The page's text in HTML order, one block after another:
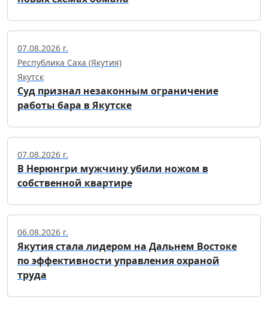
07.08.2026 г.
Республика Саха (Якутия)
Якутск
Суд признал незаконным ограничение
работы бара в Якутске
07.08.2026 г.
В Нерюнгри мужчину убили ножом в
собственной квартире
06.08.2026 г.
Якутия стала лидером на Дальнем Востоке
по эффективности управления охраной
труда